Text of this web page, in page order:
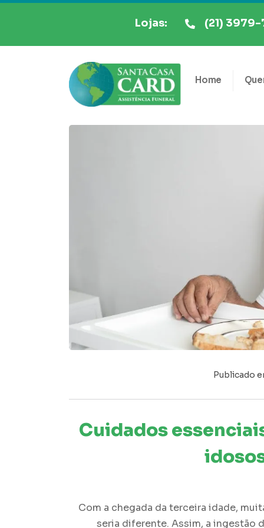
Lojas: (21) 3979-
Home
Publicado
Cuidados
Com a chegada da terceira idade,
seria diferente. Assim, a ingestão